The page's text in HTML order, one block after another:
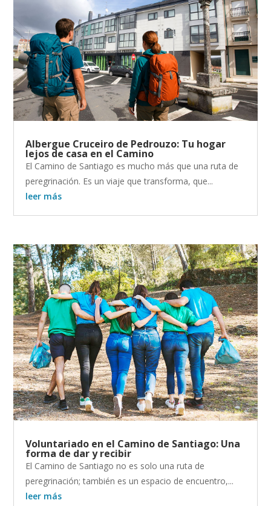
Albergue Cruceiro de Pedrouzo: Tu hogar
lejos de casa en el Camino
El Camino de Santiago es mucho más que una ruta de
peregrinación. Es un viaje que transforma, que...
leer más
Voluntariado en el Camino de Santiago: Una
forma de dar y recibir
El Camino de Santiago no es solo una ruta de
peregrinación; también es un espacio de encuentro,...
leer más